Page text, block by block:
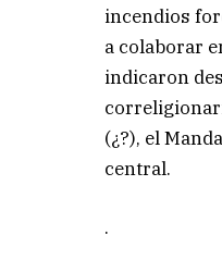
incendios
a colaborar
indicaron
(¿?), el
central.
.